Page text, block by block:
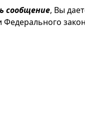
сообщение, Вы
Федерального